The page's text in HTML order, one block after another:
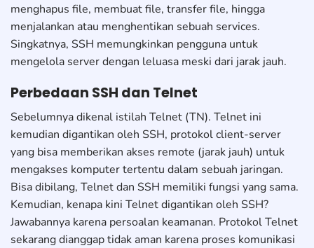
menghapus file, membuat file, transfer file, hingga
menjalankan atau menghentikan sebuah services.
Singkatnya, SSH memungkinkan pengguna untuk
mengelola server dengan leluasa meski dari jarak jauh.
Perbedaan SSH dan Telnet
Sebelumnya dikenal istilah Telnet (TN). Telnet ini
kemudian digantikan oleh SSH, protokol client-server
yang bisa memberikan akses remote (jarak jauh) untuk
mengakses komputer tertentu dalam sebuah jaringan.
Bisa dibilang, Telnet dan SSH memiliki fungsi yang sama.
Kemudian, kenapa kini Telnet digantikan oleh SSH?
Jawabannya karena persoalan keamanan. Protokol Telnet
sekarang dianggap tidak aman karena proses komunikasi